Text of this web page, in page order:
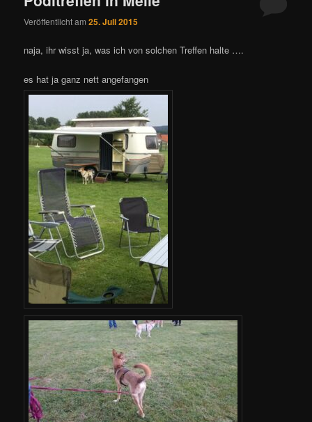
Veröffentlicht am25. Juli 2015
naja, ihr wisst ja, was ich von solchen Treffen halte ….
es hat ja ganz nett angefangen